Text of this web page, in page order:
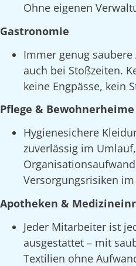
Ohne eigenen
Gastronomie
Immer genug
auch bei Stoßzeiten.
keine Engpässe, kein
Pflege & Bewohnerheime
Hygienesichere
zuverlässig im
Versorgungsrisiken
Apotheken &
Jeder Mitarbeiter ist
ausgestattet – mit
Textilien ohne